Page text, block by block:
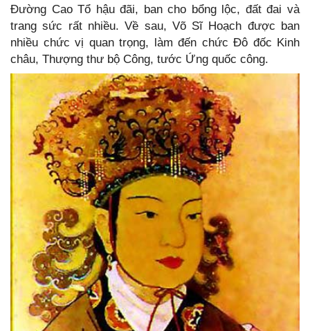
Đường Cao Tổ hậu đãi, ban cho bổng lộc, đất đai và
trang sức rất nhiều. Về sau, Võ Sĩ Hoạch được ban
nhiều chức vị quan trọng, làm đến chức Đô đốc Kinh
châu, Thượng thư bộ Công, tước Ứng quốc công.